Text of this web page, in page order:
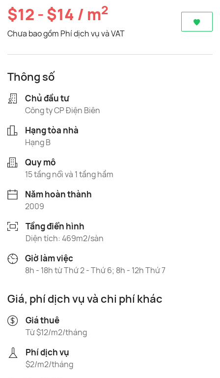
$12 - $14 / m2
Chưa bao gồm Phí dịch vụ và VAT
Thông số
Chủ đầu tư
Công ty CP Điện Biên
Hạng tòa nhà
Hạng B
Quy mô
15 tầng nổi và 1 tầng hầm
Năm hoàn thành
2009
Tầng điển hình
Diện tích: 469m2/sàn
Giờ làm việc
8h - 18h từ Thứ 2 - Thứ 6; 8h - 12h Thứ 7
Giá, phí dịch vụ và chi phí khác
Giá thuê
Từ $12/m2/tháng
Phí dịch vụ
$2/m2/tháng